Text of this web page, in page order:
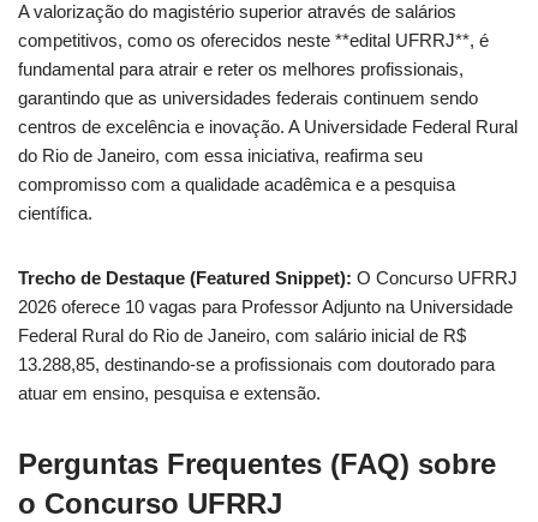
A valorização do magistério superior através de salários
competitivos, como os oferecidos neste **edital UFRRJ**, é
fundamental para atrair e reter os melhores profissionais,
garantindo que as universidades federais continuem sendo
centros de excelência e inovação. A Universidade Federal Rural
do Rio de Janeiro, com essa iniciativa, reafirma seu
compromisso com a qualidade acadêmica e a pesquisa
científica.
Trecho de Destaque (Featured Snippet): O Concurso UFRRJ
2026 oferece 10 vagas para Professor Adjunto na Universidade
Federal Rural do Rio de Janeiro, com salário inicial de R$
13.288,85, destinando-se a profissionais com doutorado para
atuar em ensino, pesquisa e extensão.
Perguntas Frequentes (FAQ) sobre
o Concurso UFRRJ